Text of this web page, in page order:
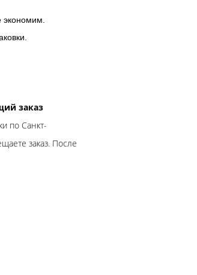
экономим.
заказ
по Санкт-
заказ. После